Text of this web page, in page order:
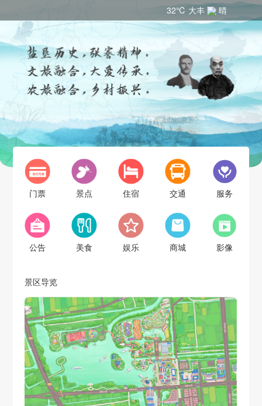
32℃ 大丰 晴
门票 景点 住宿 交通 服务
公告 美食 娱乐 商城 影像
景区导览